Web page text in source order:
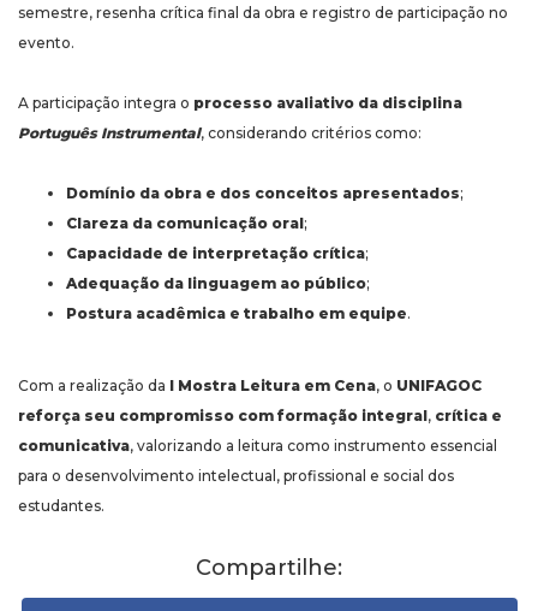
semestre, resenha crítica final da obra e registro de participação no
evento.
A participação integra o processo avaliativo da disciplina
Português Instrumental, considerando critérios como:
Domínio da obra e dos conceitos apresentados;
Clareza da comunicação oral;
Capacidade de interpretação crítica;
Adequação da linguagem ao público;
Postura acadêmica e trabalho em equipe.
Com a realização da I Mostra Leitura em Cena, o UNIFAGOC
reforça seu compromisso com formação integral, crítica e
comunicativa, valorizando a leitura como instrumento essencial
para o desenvolvimento intelectual, profissional e social dos
estudantes.
Compartilhe: